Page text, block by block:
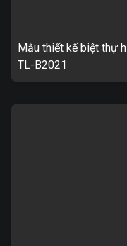
Mẫu thiết kế biệt thự
TL-B2021